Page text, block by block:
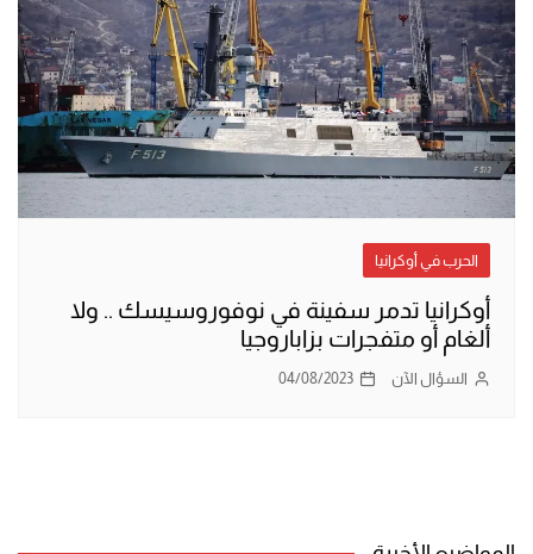
الحرب في أوكرانيا
أوكرانيا تدمر سفينة في نوفوروسيسك .. ولا
ألغام أو متفجرات بزاباروجيا
السؤال الآن 04/08/2023